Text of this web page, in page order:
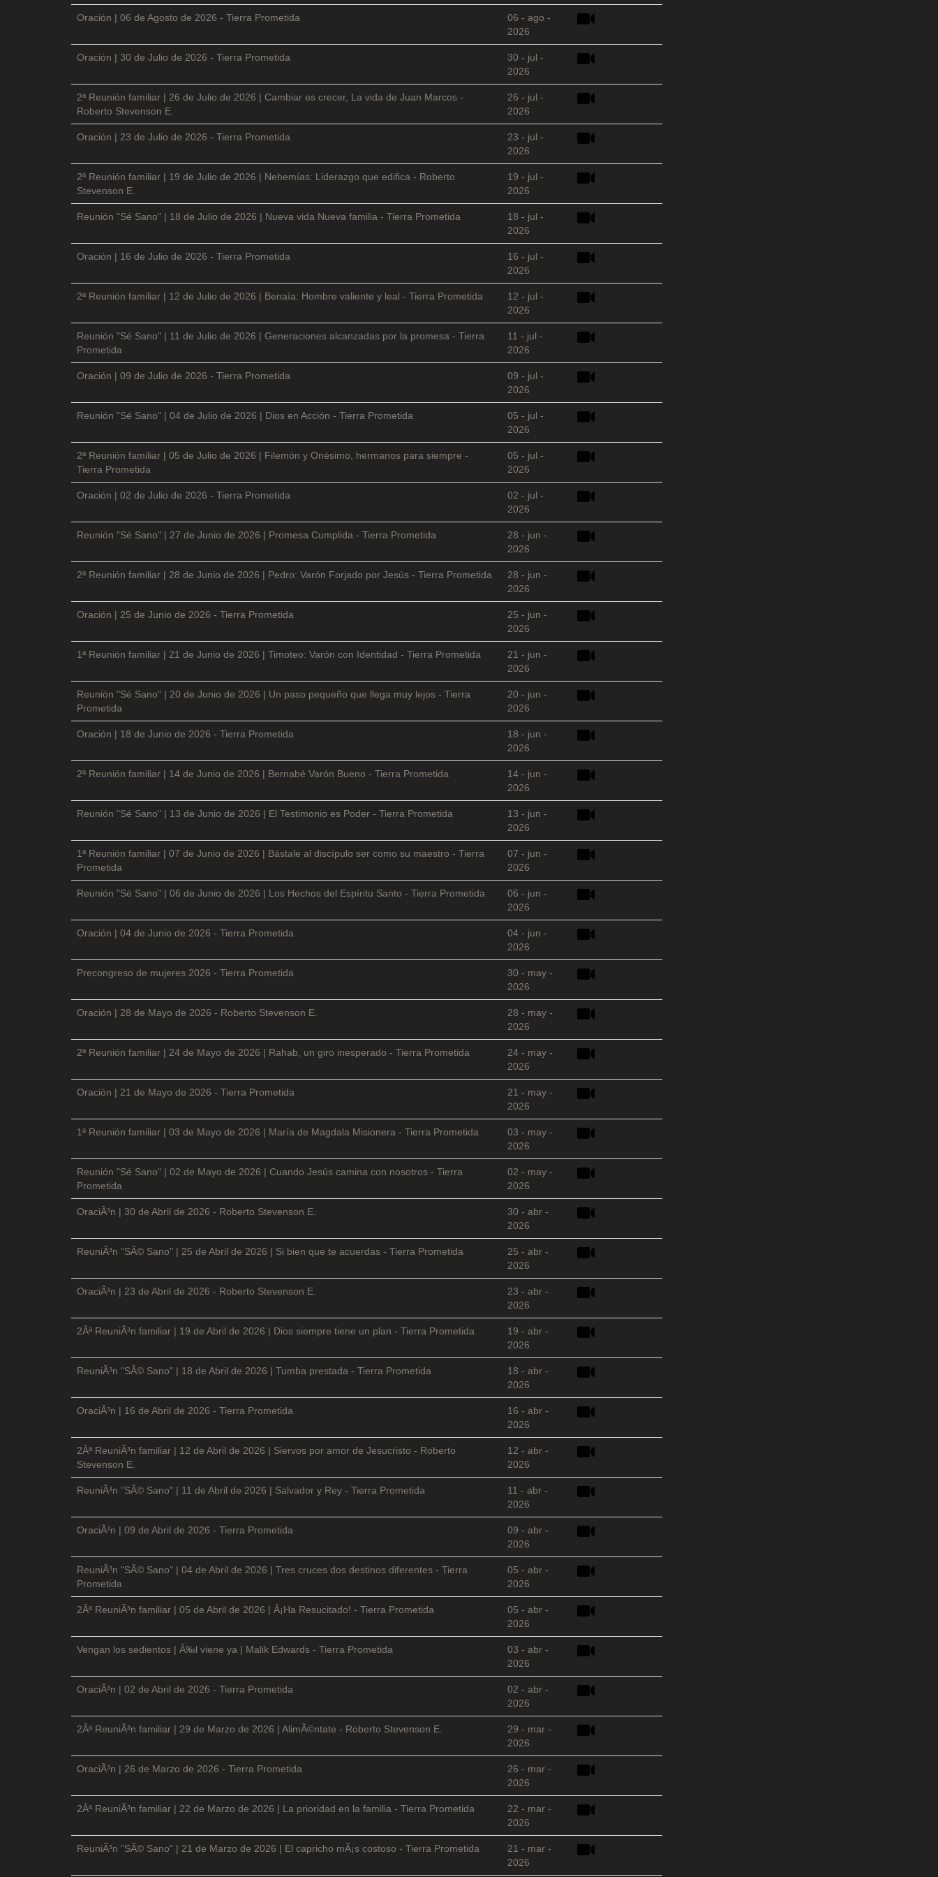
Oración | 06 de Agosto de 2026 - Tierra Prometida
06 - ago -
2026
Oración | 30 de Julio de 2026 - Tierra Prometida
30 - jul -
2026
2ª Reunión familiar | 26 de Julio de 2026 | Cambiar es crecer, La vida de Juan Marcos -
Roberto Stevenson E.
26 - jul -
2026
Oración | 23 de Julio de 2026 - Tierra Prometida
23 - jul -
2026
2ª Reunión familiar | 19 de Julio de 2026 | Nehemías: Liderazgo que edifica - Roberto
Stevenson E.
19 - jul -
2026
Reunión "Sé Sano" | 18 de Julio de 2026 | Nueva vida Nueva familia - Tierra Prometida
18 - jul -
2026
Oración | 16 de Julio de 2026 - Tierra Prometida
16 - jul -
2026
2ª Reunión familiar | 12 de Julio de 2026 | Benaía: Hombre valiente y leal - Tierra Prometida
12 - jul -
2026
Reunión "Sé Sano" | 11 de Julio de 2026 | Generaciones alcanzadas por la promesa - Tierra
Prometida
11 - jul -
2026
Oración | 09 de Julio de 2026 - Tierra Prometida
09 - jul -
2026
Reunión "Sé Sano" | 04 de Julio de 2026 | Dios en Acción - Tierra Prometida
05 - jul -
2026
2ª Reunión familiar | 05 de Julio de 2026 | Filemón y Onésimo, hermanos para siempre -
Tierra Prometida
05 - jul -
2026
Oración | 02 de Julio de 2026 - Tierra Prometida
02 - jul -
2026
Reunión "Sé Sano" | 27 de Junio de 2026 | Promesa Cumplida - Tierra Prometida
28 - jun -
2026
2ª Reunión familiar | 28 de Junio de 2026 | Pedro: Varón Forjado por Jesús - Tierra Prometida
28 - jun -
2026
Oración | 25 de Junio de 2026 - Tierra Prometida
25 - jun -
2026
1ª Reunión familiar | 21 de Junio de 2026 | Timoteo: Varón con Identidad - Tierra Prometida
21 - jun -
2026
Reunión "Sé Sano" | 20 de Junio de 2026 | Un paso pequeño que llega muy lejos - Tierra
Prometida
20 - jun -
2026
Oración | 18 de Junio de 2026 - Tierra Prometida
18 - jun -
2026
2ª Reunión familiar | 14 de Junio de 2026 | Bernabé Varón Bueno - Tierra Prometida
14 - jun -
2026
Reunión "Sé Sano" | 13 de Junio de 2026 | El Testimonio es Poder - Tierra Prometida
13 - jun -
2026
1ª Reunión familiar | 07 de Junio de 2026 | Bástale al discípulo ser como su maestro - Tierra
Prometida
07 - jun -
2026
Reunión "Sé Sano" | 06 de Junio de 2026 | Los Hechos del Espíritu Santo - Tierra Prometida
06 - jun -
2026
Oración | 04 de Junio de 2026 - Tierra Prometida
04 - jun -
2026
Precongreso de mujeres 2026 - Tierra Prometida
30 - may -
2026
Oración | 28 de Mayo de 2026 - Roberto Stevenson E.
28 - may -
2026
2ª Reunión familiar | 24 de Mayo de 2026 | Rahab, un giro inesperado - Tierra Prometida
24 - may -
2026
Oración | 21 de Mayo de 2026 - Tierra Prometida
21 - may -
2026
1ª Reunión familiar | 03 de Mayo de 2026 | María de Magdala Misionera - Tierra Prometida
03 - may -
2026
Reunión "Sé Sano" | 02 de Mayo de 2026 | Cuando Jesús camina con nosotros - Tierra
Prometida
02 - may -
2026
OraciÃ³n | 30 de Abril de 2026 - Roberto Stevenson E.
30 - abr -
2026
ReuniÃ³n "SÃ© Sano" | 25 de Abril de 2026 | Si bien que te acuerdas - Tierra Prometida
25 - abr -
2026
OraciÃ³n | 23 de Abril de 2026 - Roberto Stevenson E.
23 - abr -
2026
2Âª ReuniÃ³n familiar | 19 de Abril de 2026 | Dios siempre tiene un plan - Tierra Prometida
19 - abr -
2026
ReuniÃ³n "SÃ© Sano" | 18 de Abril de 2026 | Tumba prestada - Tierra Prometida
18 - abr -
2026
OraciÃ³n | 16 de Abril de 2026 - Tierra Prometida
16 - abr -
2026
2Âª ReuniÃ³n familiar | 12 de Abril de 2026 | Siervos por amor de Jesucristo - Roberto
Stevenson E.
12 - abr -
2026
ReuniÃ³n "SÃ© Sano" | 11 de Abril de 2026 | Salvador y Rey - Tierra Prometida
11 - abr -
2026
OraciÃ³n | 09 de Abril de 2026 - Tierra Prometida
09 - abr -
2026
ReuniÃ³n "SÃ© Sano" | 04 de Abril de 2026 | Tres cruces dos destinos diferentes - Tierra
Prometida
05 - abr -
2026
2Âª ReuniÃ³n familiar | 05 de Abril de 2026 | Â¡Ha Resucitado! - Tierra Prometida
05 - abr -
2026
Vengan los sedientos | Ã‰l viene ya | Malik Edwards - Tierra Prometida
03 - abr -
2026
OraciÃ³n | 02 de Abril de 2026 - Tierra Prometida
02 - abr -
2026
2Âª ReuniÃ³n familiar | 29 de Marzo de 2026 | AlimÃ©ntate - Roberto Stevenson E.
29 - mar -
2026
OraciÃ³n | 26 de Marzo de 2026 - Tierra Prometida
26 - mar -
2026
2Âª ReuniÃ³n familiar | 22 de Marzo de 2026 | La prioridad en la familia - Tierra Prometida
22 - mar -
2026
ReuniÃ³n "SÃ© Sano" | 21 de Marzo de 2026 | El capricho mÃ¡s costoso - Tierra Prometida
21 - mar -
2026